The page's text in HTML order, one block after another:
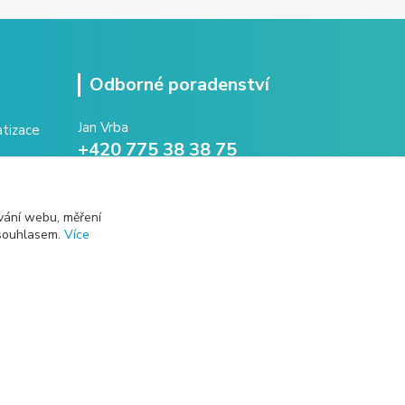
Odborné poradenství
Jan Vrba
+420 775 38 38 75
webu, měření
Více